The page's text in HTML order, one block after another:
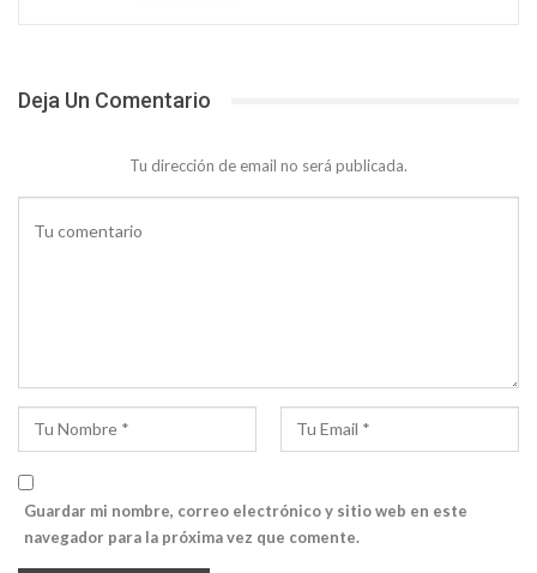
Deja Un Comentario
Tu dirección de email no será publicada.
Guardar mi nombre, correo electrónico y sitio web en este
navegador para la próxima vez que comente.